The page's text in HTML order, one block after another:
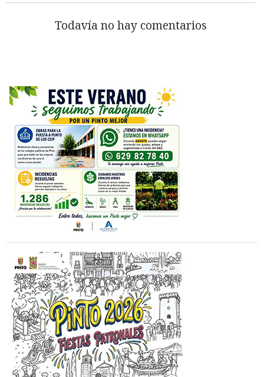
Todavía no hay comentarios